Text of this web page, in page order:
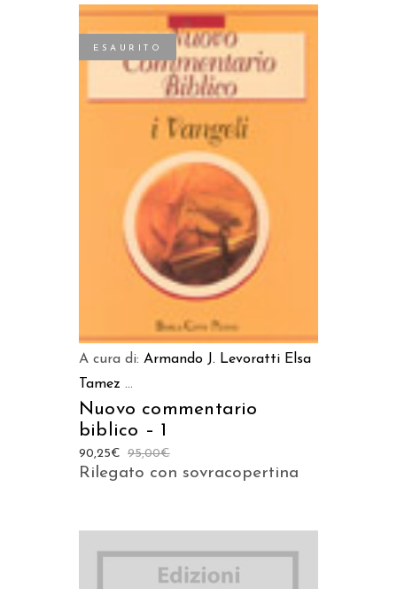
ESAURITO
LEGGI TUTTO
A cura di: Armando J. Levoratti Elsa
Tamez ...
Nuovo commentario
biblico – 1
95,00€
90,25€
Rilegato con sovracopertina